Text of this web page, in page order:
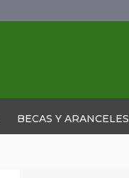
BECAS Y ARANCELES